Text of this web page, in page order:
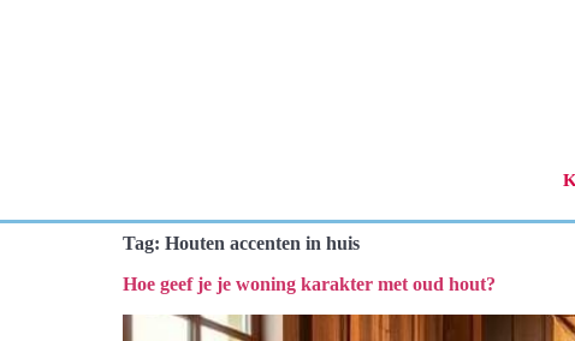
Tag: Houten accenten in huis
Hoe geef je je woning karakter met oud hout?